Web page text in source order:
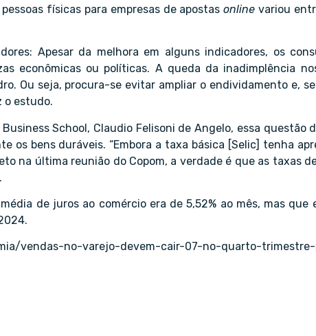
físicas para empresas de apostasonline variou
Apesar da melhora em alguns indicadores, os
econômicas ou políticas. A queda da inadimplência
Ou seja, procura-se evitar ampliar o endividamento e,
o estudo.
School, Claudio Felisoni de Angelo, essa questão
os bens duráveis. “Embora a taxa básica [Selic] tenha
na última reunião do Copom, a verdade é que as taxas
de juros ao comércio era de 5,52% ao mês, mas que
vendas-no-varejo-devem-cair-07-no-quarto-